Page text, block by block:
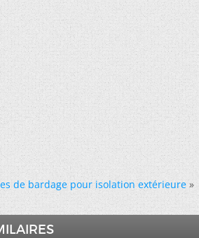
de bardage pour isolation extérieure »